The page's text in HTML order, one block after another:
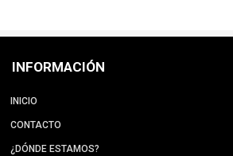
INFORMACIÓN
INICIO
CONTACTO
¿DÓNDE ESTAMOS?